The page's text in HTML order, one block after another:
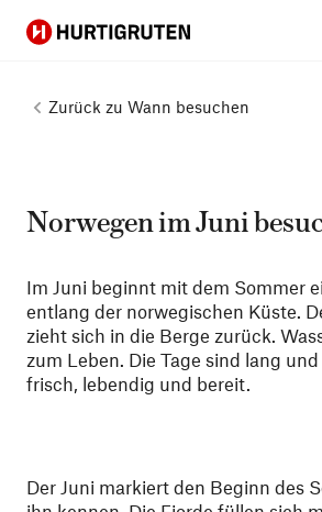
Hurtigruten
Zurück zu Wann besuchen
Norwegen im Juni
Im Juni beginnt mit dem Sommer
entlang der norwegischen Küste.
zieht sich in die Berge zurück.
zum Leben. Die Tage sind lang
frisch, lebendig und bereit.
Der Juni markiert den Beginn des